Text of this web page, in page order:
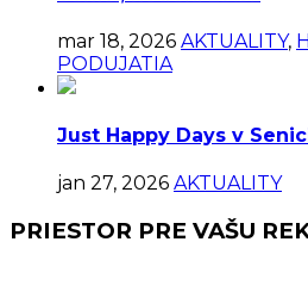
mar 18, 2026 AKTUALITY,
PODUJATIA
Just Happy Days v
jan 27, 2026 AKTUALITY
PRIESTOR PRE VAŠU